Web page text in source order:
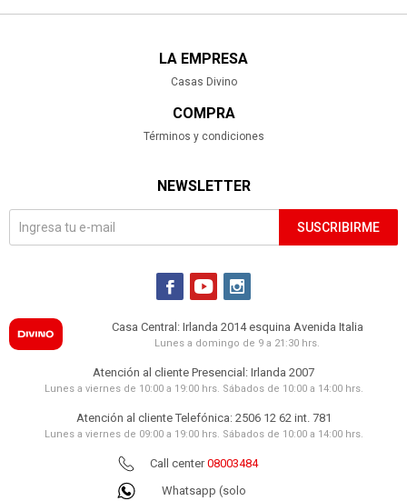
LA EMPRESA
Casas Divino
COMPRA
Términos y condiciones
NEWSLETTER
SUSCRIBIRME
  
Casa Central: Irlanda 2014 esquina Avenida Italia
Lunes a domingo de 9 a 21:30 hrs.
Atención al cliente Presencial: Irlanda 2007
Lunes a viernes de 10:00 a 19:00 hrs. Sábados de 10:00 a 14:00 hrs.
Atención al cliente Telefónica: 2506 12 62 int. 781
Lunes a viernes de 09:00 a 19:00 hrs. Sábados de 10:00 a 14:00 hrs.
Call center08003484
Whatsapp (solo